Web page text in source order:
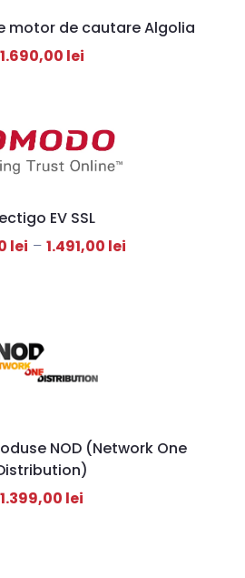
motor de cautare Algolia
1.690,00 lei
EV SSL
lei – 1.491,00 lei
NOD (Network One
1.399,00 lei